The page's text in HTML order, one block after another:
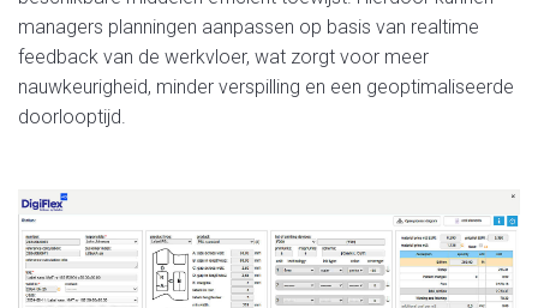
managers planningen aanpassen op basis van realtime
feedback van de werkvloer, wat zorgt voor meer
nauwkeurigheid, minder verspilling en een geoptimaliseerde
doorlooptijd.